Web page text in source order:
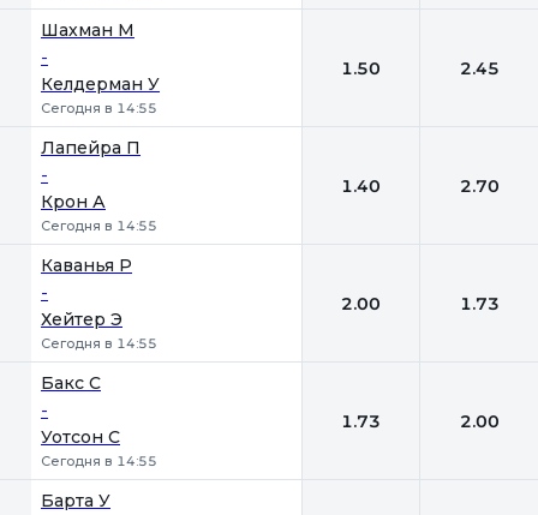
Шахман М
-
Келдерман У
Сегодня в 14:55
1.50 2.45
Лапейра П
-
Крон А
Сегодня в 14:55
1.40 2.70
Каванья Р
-
Хейтер Э
Сегодня в 14:55
2.00 1.73
Бакс С
-
Уотсон С
Сегодня в 14:55
1.73 2.00
Барта У